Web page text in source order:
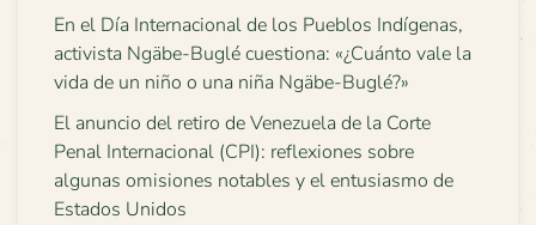
En el Día Internacional de los Pueblos Indígenas,
activista Ngäbe-Buglé cuestiona: «¿Cuánto vale la
vida de un niño o una niña Ngäbe-Buglé?»
El anuncio del retiro de Venezuela de la Corte
Penal Internacional (CPI): reflexiones sobre
algunas omisiones notables y el entusiasmo de
Estados Unidos